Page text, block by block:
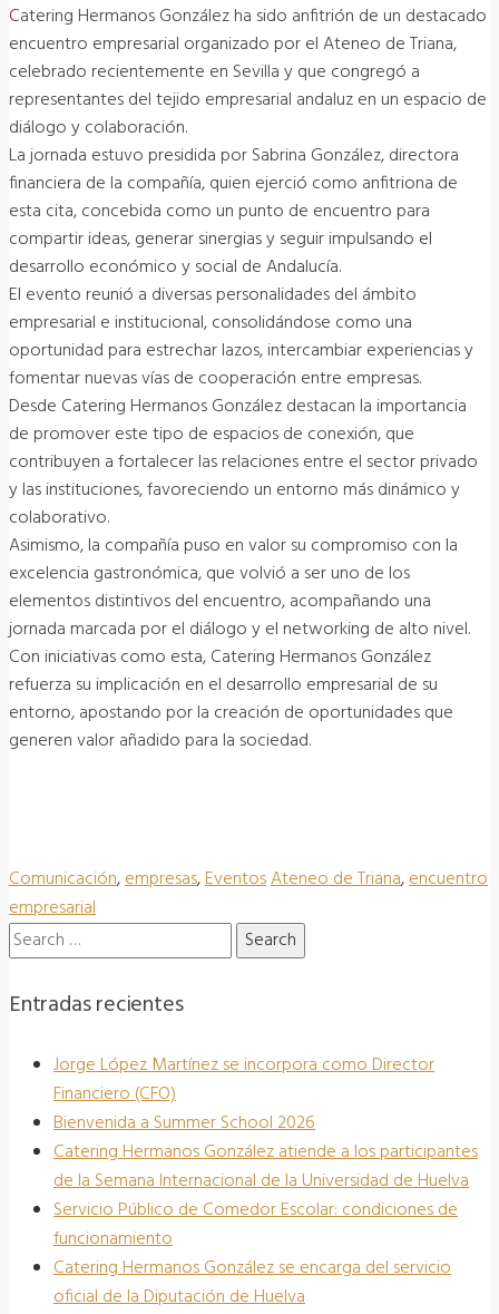
Catering Hermanos González ha sido anfitrión de un destacado
encuentro empresarial organizado por el Ateneo de Triana,
celebrado recientemente en Sevilla y que congregó a
representantes del tejido empresarial andaluz en un espacio de
diálogo y colaboración.
La jornada estuvo presidida por Sabrina González, directora
financiera de la compañía, quien ejerció como anfitriona de
esta cita, concebida como un punto de encuentro para
compartir ideas, generar sinergias y seguir impulsando el
desarrollo económico y social de Andalucía.
El evento reunió a diversas personalidades del ámbito
empresarial e institucional, consolidándose como una
oportunidad para estrechar lazos, intercambiar experiencias y
fomentar nuevas vías de cooperación entre empresas.
Desde Catering Hermanos González destacan la importancia
de promover este tipo de espacios de conexión, que
contribuyen a fortalecer las relaciones entre el sector privado
y las instituciones, favoreciendo un entorno más dinámico y
colaborativo.
Asimismo, la compañía puso en valor su compromiso con la
excelencia gastronómica, que volvió a ser uno de los
elementos distintivos del encuentro, acompañando una
jornada marcada por el diálogo y el networking de alto nivel.
Con iniciativas como esta, Catering Hermanos González
refuerza su implicación en el desarrollo empresarial de su
entorno, apostando por la creación de oportunidades que
generen valor añadido para la sociedad.
Comunicación,empresas,EventosAteneo de Triana,encuentro
empresarial
Search
for:
Entradas recientes
Jorge López Martínez se incorpora como Director
Financiero (CFO)
Bienvenida a Summer School 2026
Catering Hermanos González atiende a los participantes
de la Semana Internacional de la Universidad de Huelva
Servicio Público de Comedor Escolar: condiciones de
funcionamiento
Catering Hermanos González se encarga del servicio
oficial de la Diputación de Huelva